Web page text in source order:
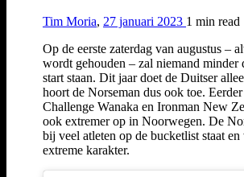
Tim Moria, 27 januari 2023 1 min read
Op de eerste zaterdag van augustus –
wordt gehouden – zal niemand minder
start staan. Dit jaar doet de Duitser
hoort de Norseman dus ook toe.
Challenge Wanaka en Ironman New
ook extremer op in Noorwegen. De
bij veel atleten op de bucketlist staat
extreme karakter.